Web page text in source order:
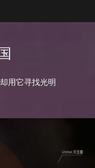
用它寻找光明